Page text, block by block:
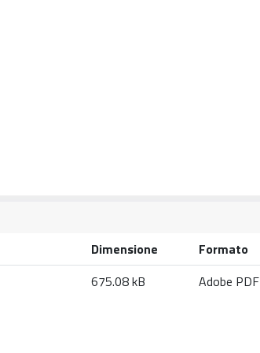
Dimensione
Formato
675.08 kB Adobe PDF